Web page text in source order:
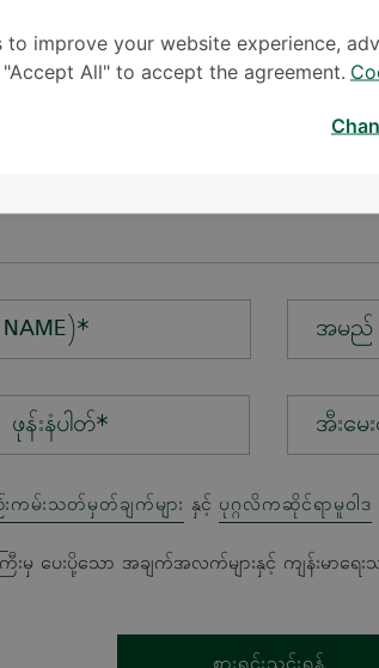
အမည်
အီးမ
ကမ်းသတ်မှတ်ချက်များ နှင့် ပုဂ္ဂလိကဆိုင်ရာမူဝါဒ
မှ ပေးပို့သော အချက်အလက်များနှင့် ကျန်းမာရေ
to improve your website experience,
All" to accept the agreement.